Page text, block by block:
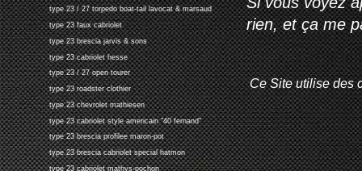
type 23 / 27 torpedo boat-tail lavocat & marsaud
type 23 faux cabriolet
type 23 brescia jarvis & sons
type 23 cabriolet hesse
type 23 / 27 open tourer
type 23 roadster clothier
type 23 chevrolet mathiesen
type 23 cabriolet style americain "40 fernand"
type 23 brescia profilee maron-pot
type 23 brescia cabriolet special hatmon
type 23 cabriolet mathys-pochon
rien, et ça me
Ce Site utilise des